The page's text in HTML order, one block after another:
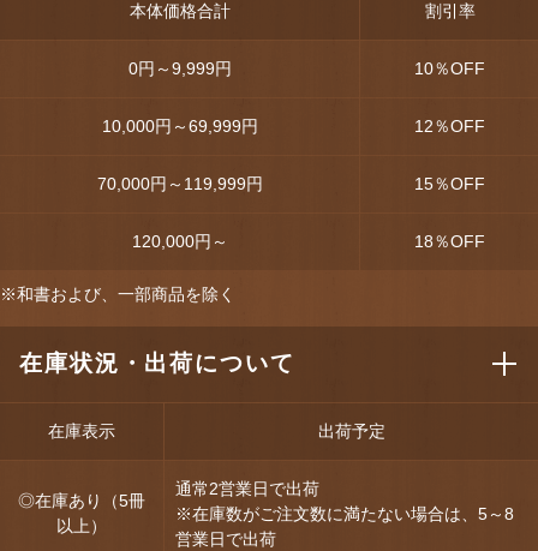
本体価格合計 割引率
0円～9,999円 10％OFF
10,000円～69,999円 12％OFF
70,000円～119,999円 15％OFF
120,000円～ 18％OFF
※和書および、一部商品を除く
在庫状況・出荷について
在庫表示 出荷予定
◎在庫あり（5冊
以上）
通常2営業日で出荷
※在庫数がご注文数に満たない場合は、5～8
営業日で出荷